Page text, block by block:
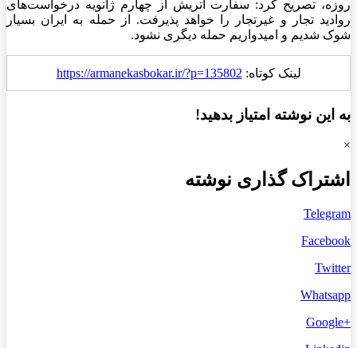
روزه، تصریح کرد: سفارت اتریش از چهارم ژانویه درخواست‌های
روادید تجار و غیرتجار را خواهد پذیرفت. از حمله به ایران بسیار
شوک شدیم و امیدواریم حمله دیگری نشود.
لینک کوتاه: https://armanekasbokar.ir/?p=135802
به این نوشته امتیاز بدهید!
×
اشتراک گذاری نوشته
Telegram
Facebook
Twitter
Whatsapp
+Google